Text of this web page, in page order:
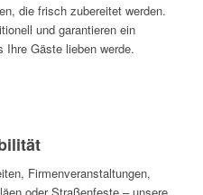
die frisch zubereitet werden.
und garantieren ein
Gäste lieben werde.
Firmenveranstaltungen,